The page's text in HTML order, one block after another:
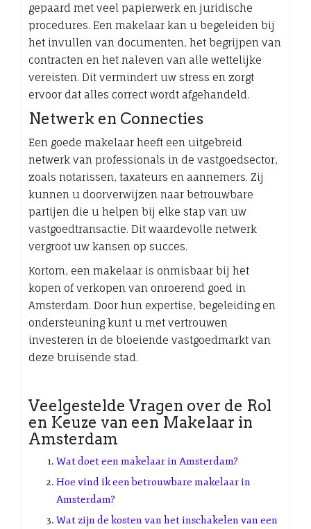
gepaard met veel papierwerk en juridische
procedures. Een makelaar kan u begeleiden bij
het invullen van documenten, het begrijpen van
contracten en het naleven van alle wettelijke
vereisten. Dit vermindert uw stress en zorgt
ervoor dat alles correct wordt afgehandeld.
Netwerk en Connecties
Een goede makelaar heeft een uitgebreid
netwerk van professionals in de vastgoedsector,
zoals notarissen, taxateurs en aannemers. Zij
kunnen u doorverwijzen naar betrouwbare
partijen die u helpen bij elke stap van uw
vastgoedtransactie. Dit waardevolle netwerk
vergroot uw kansen op succes.
Kortom, een makelaar is onmisbaar bij het
kopen of verkopen van onroerend goed in
Amsterdam. Door hun expertise, begeleiding en
ondersteuning kunt u met vertrouwen
investeren in de bloeiende vastgoedmarkt van
deze bruisende stad.
Veelgestelde Vragen over de Rol
en Keuze van een Makelaar in
Amsterdam
Wat doet een makelaar in Amsterdam?
Hoe vind ik een betrouwbare makelaar in
Amsterdam?
Wat zijn de kosten van het inschakelen van een